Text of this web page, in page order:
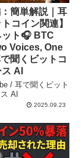
簡単解説｜耳
コイン関連】
ット🎧 BTC
Voices, One
聞くビットコ
AI
/ 耳で聞くビット
AI
2025.09.23